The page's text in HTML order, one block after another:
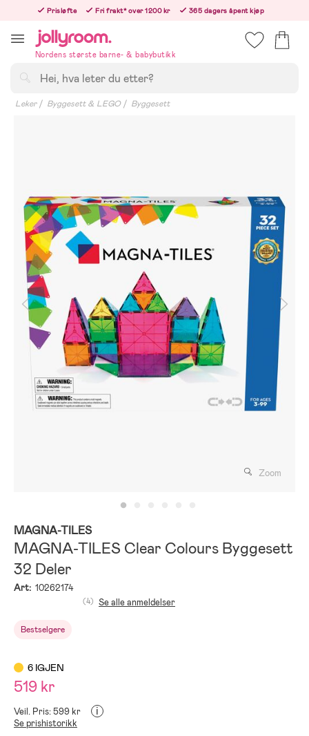
innehållet
Prisløfte Fri frakt* over 1200 kr
365 dagers åpent kjøp
Nordens største barne- & babybutikk
Leker Byggesett & LEGO Byggesett
Zoom
MAGNA-TILES
MAGNA-TILES Clear Colours Byggesett
32 Deler
Art: 10262174
Bestselgere
(4) Se alle anmeldelser
6 IGJEN
519 kr
Veil. Pris: 599 kr i
Se prishistorikk